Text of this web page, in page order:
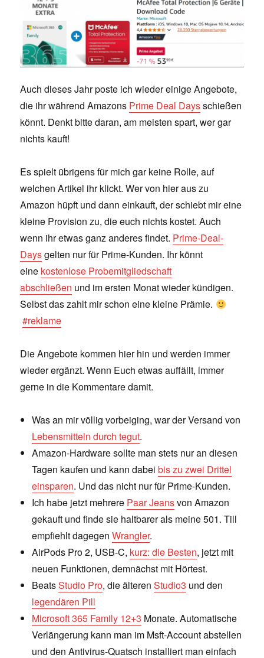
Auch dieses Jahr poste ich wieder einige Angebote,
die ihr während Amazons Prime Deal Daysschießen
könnt. Denkt bitte daran, am meisten spart, wer gar
nichts kauft!
Es spielt übrigens für mich gar keine Rolle, auf
welchen Artikel ihr klickt. Wer von hier aus zu
Amazon hüpft und dann einkauft, der schiebt mir eine
kleine Provision zu, die euch nichts kostet. Auch
wenn ihr etwas ganz anderes findet. Prime-Deal-
Daysgelten nur für Prime-Kunden. Ihr könnt
eine kostenlose Probemitgliedschaft
abschließen und im ersten Monat wieder kündigen.
Selbst das zahlt mir schon eine kleine Prämie.
#reklame
Die Angebote kommen hier hin und werden immer
wieder ergänzt. Wenn Euch etwas auffällt, immer
gerne in die Kommentare damit.
Was an mir völlig vorbeiging, war der Versand von
Lebensmitteln durch tegut.
Amazon-Hardware sollte man stets nur an diesen
Tagen kaufen und kann dabeibis zu zwei Drittel
einsparen. Und das nicht nur für Prime-Kunden.
Ich habe jetzt mehrere Paar Jeansvon Amazon
gekauft und finde sie haltbarer als meine 501. Till
empfiehlt dagegenWrangler.
AirPods Pro 2, USB-C, kurz: die Besten, jetzt mit
neuen Funktionen, demnächst mit Hörtest.
BeatsStudio Pro, die älterenStudio3 und den
legendären Pill
Microsoft 365 Family 12+3 Monate. Automatische
Verlängerung kann man im Msft-Account abstellen
und den Antivirus-Quatsch installiert man einfach